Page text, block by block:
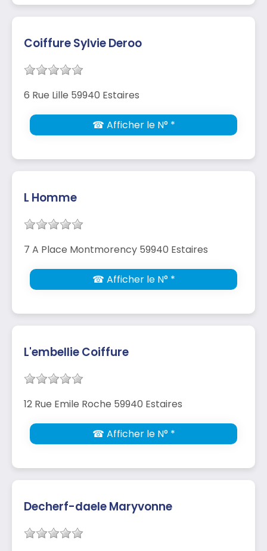
Coiffure Sylvie Deroo
6 Rue Lille 59940 Estaires
☎ Afficher le N° *
L Homme
7 A Place Montmorency 59940 Estaires
☎ Afficher le N° *
L'embellie Coiffure
12 Rue Emile Roche 59940 Estaires
☎ Afficher le N° *
Decherf-daele Maryvonne